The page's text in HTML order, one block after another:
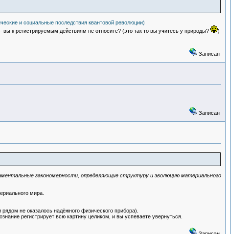
и социальные последствия квантовой революции)
к регистрируемым действиям не относите? (это так то вы учитесь у природы?
)
Записан
Записан
закономерности, определяющие структуру и эволюцию материального
мира.
не оказалось надёжного физического прибора).
регистрирует всю картину целиком, и вы успеваете увернуться.